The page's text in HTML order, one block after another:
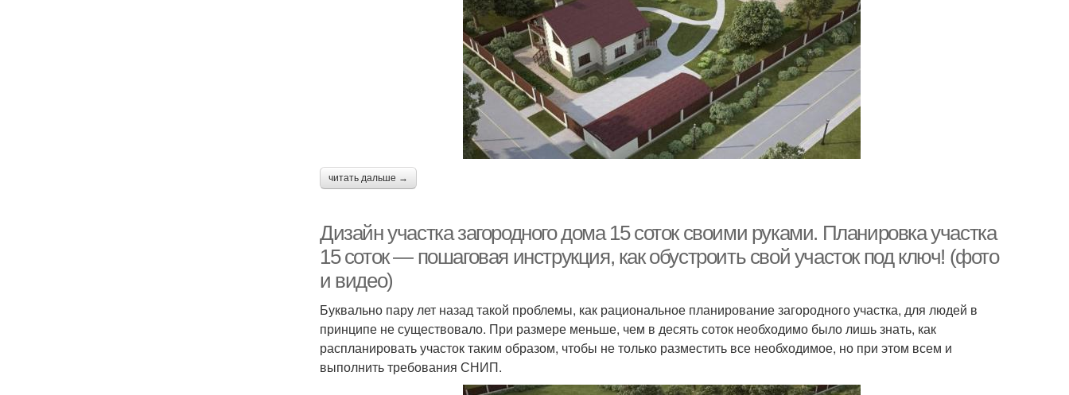
читать дальше →
Дизайн участка загородного дома 15 соток своими руками. Планировка участка
15 соток — пошаговая инструкция, как обустроить свой участок под ключ! (фото
и видео)
Буквально пару лет назад такой проблемы, как рациональное планирование загородного участка, для людей в
принципе не существовало. При размере меньше, чем в десять соток необходимо было лишь знать, как
распланировать участок таким образом, чтобы не только разместить все необходимое, но при этом всем и
выполнить требования СНИП.